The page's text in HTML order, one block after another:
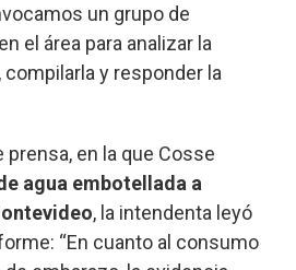
un grupo de
el área para analizar la
y responder la
prensa, en la que Cosse
agua embotellada a
, la intendenta leyó
“En cuanto al consumo